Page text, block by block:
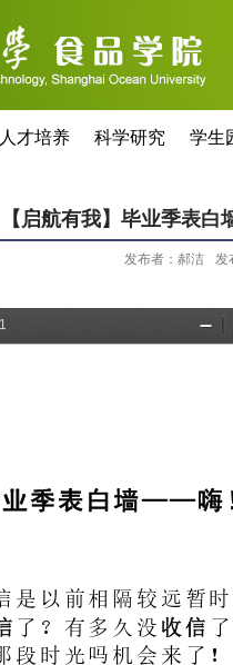
人才培养 科学研究 学生
【启航有我】毕业季表
发布者：郝洁 发